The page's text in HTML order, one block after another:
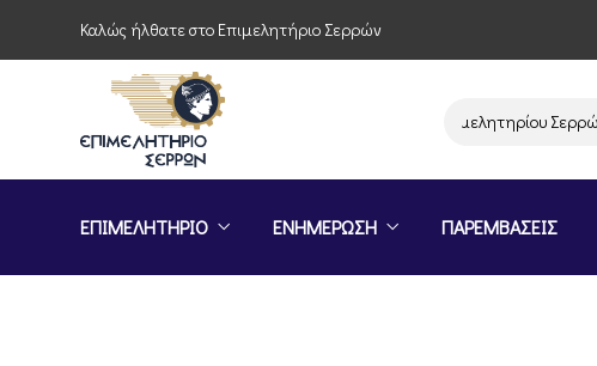
Καλώς ήλθατε στο Επιμελητήριο Σερρών
Παρέμβαση του Επιμελητηρίου Σερρών
ΕΠΙΜΕΛΗΤΗΡΙΟ ΕΝΗΜΕΡΩΣΗ ΠΑΡΕΜΒΑΣΕΙΣ